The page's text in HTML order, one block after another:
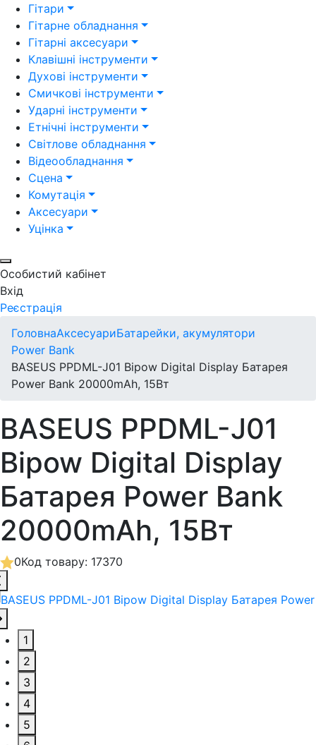
Гітари
Гітарне обладнання
Гітарні аксесуари
Клавішні інструменти
Духові інструменти
Смичкові інструменти
Ударні інструменти
Етнічні інструменти
Світлове обладнання
Відеообладнання
Сцена
Комутація
Аксесуари
Уцінка
Особистий кабінет
Вхід
Реєстрація
ГоловнаАксесуариБатарейки, акумулятори
Power Bank
BASEUS PPDML-J01 Bipow Digital Display Батарея
Power Bank 20000mAh, 15Вт
BASEUS PPDML-J01
Bipow Digital Display
Батарея Power Bank
20000mAh, 15Вт
0Код товару: 17370
1
2
3
4
5